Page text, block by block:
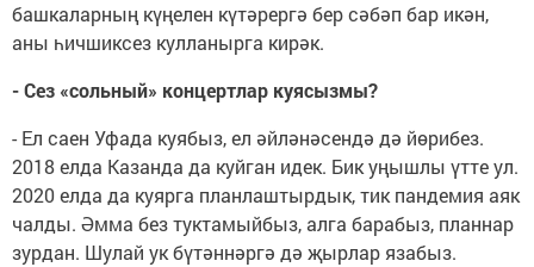
башкаларның күңелен күтәрергә бер сәбәп бар икән,
аны һичшиксез кулланырга кирәк.
- Сез «сольный» концертлар куясызмы?
- Ел саен Уфада куябыз, ел әйләнәсендә дә йөрибез.
2018 елда Казанда да куйган идек. Бик уңышлы үтте ул.
2020 елда да куярга планлаштырдык, тик пандемия аяк
чалды. Әмма без туктамыйбыз, алга барабыз, планнар
зурдан. Шулай ук бүтәннәргә дә җырлар язабыз.